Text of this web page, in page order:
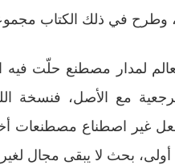
وطرح في ذلك الكتاب
لمدار مصطنع حلّت
مع الأصل، فنسخة
غير اصطناع مصطنعات
أولى، بحث لا يبقى مجال